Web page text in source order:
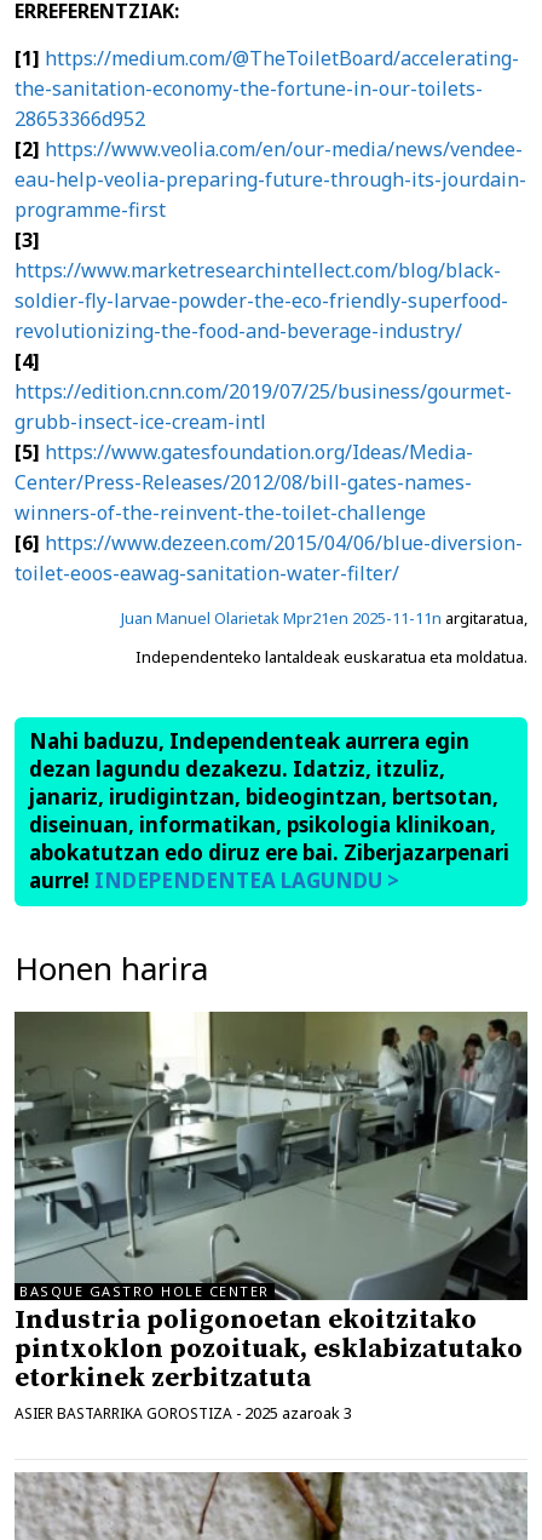
ERREFERENTZIAK:
[1] https://medium.com/@TheToiletBoard/accelerating-
the-sanitation-economy-the-fortune-in-our-toilets-
28653366d952
[2] https://www.veolia.com/en/our-media/news/vendee-
eau-help-veolia-preparing-future-through-its-jourdain-
programme-first
[3]
https://www.marketresearchintellect.com/blog/black-
soldier-fly-larvae-powder-the-eco-friendly-superfood-
revolutionizing-the-food-and-beverage-industry/
[4]
https://edition.cnn.com/2019/07/25/business/gourmet-
grubb-insect-ice-cream-intl
[5] https://www.gatesfoundation.org/Ideas/Media-
Center/Press-Releases/2012/08/bill-gates-names-
winners-of-the-reinvent-the-toilet-challenge
[6] https://www.dezeen.com/2015/04/06/blue-diversion-
toilet-eoos-eawag-sanitation-water-filter/
Juan Manuel Olarietak Mpr21en 2025-11-11n argitaratua,
Independenteko lantaldeak euskaratua eta moldatua.
Nahi baduzu, Independenteak aurrera egin
dezan lagundu dezakezu. Idatziz, itzuliz,
janariz, irudigintzan, bideogintzan, bertsotan,
diseinuan, informatikan, psikologia klinikoan,
abokatutzan edo diruz ere bai. Ziberjazarpenari
aurre! INDEPENDENTEA LAGUNDU >
Honen harira
BASQUE GASTRO HOLE CENTER
Industria poligonoetan ekoitzitako
pintxoklon pozoituak, esklabizatutako
etorkinek zerbitzatuta
ASIER BASTARRIKA GOROSTIZA - 2025 azaroak 3